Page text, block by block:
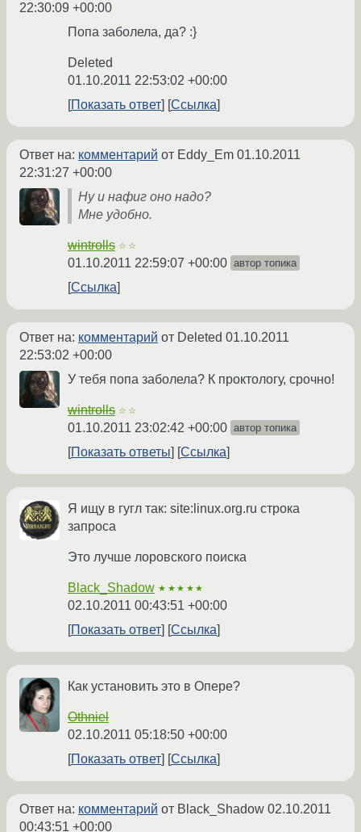
22:30:09 +00:00
Попа заболела, да? :}
Deleted
01.10.2011 22:53:02 +00:00
Показать ответ
Ссылка
Ответ на: комментарий от Eddy_Em 01.10.2011
22:31:27 +00:00
Ну и нафиг оно надо?
Мне удобно.
wintrolls ☆☆
01.10.2011 22:59:07 +00:00 автор топика
Ссылка
Ответ на: комментарий от Deleted 01.10.2011
22:53:02 +00:00
У тебя попа заболела? К проктологу, срочно!
wintrolls ☆☆
01.10.2011 23:02:42 +00:00 автор топика
Показать ответы Ссылка
Я ищу в гугл так: site:linux.org.ru строка
запроса
Это лучше лоровского поиска
Black_Shadow ★★★★★
02.10.2011 00:43:51 +00:00
Показать ответ
Ссылка
Как установить это в Опере?
Othniel
02.10.2011 05:18:50 +00:00
Показать ответ
Ссылка
Ответ на: комментарий от Black_Shadow 02.10.2011
00:43:51 +00:00